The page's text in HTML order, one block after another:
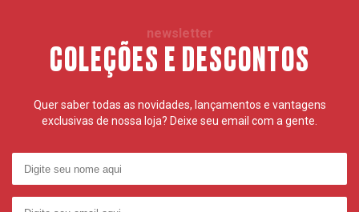
newsletter
COLEÇÕES E DESCONTOS
Quer saber todas as novidades, lançamentos e vantagens
exclusivas de nossa loja? Deixe seu email com a gente.